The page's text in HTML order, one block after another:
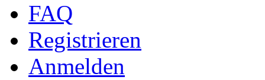
FAQ
Registrieren
Anmelden